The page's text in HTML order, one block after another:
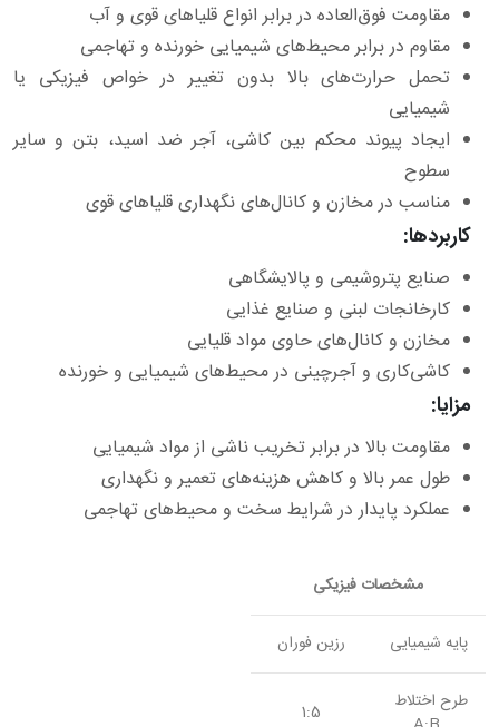
مقاومت فوق‌العاده در برابر انواع قلیاهای قوی و آب
مقاوم در برابر محیط‌های شیمیایی خورنده و تهاجمی
تحمل حرارت‌های بالا بدون تغییر در خواص فیزیکی یا
شیمیایی
ایجاد پیوند محکم بین کاشی، آجر ضد اسید، بتن و سایر
سطوح
مناسب در مخازن و کانال‌های نگهداری قلیاهای قوی
کاربردها:
صنایع پتروشیمی و پالایشگاهی
کارخانجات لبنی و صنایع غذایی
مخازن و کانال‌های حاوی مواد قلیایی
کاشی‌کاری و آجرچینی در محیط‌های شیمیایی و خورنده
مزایا:
مقاومت بالا در برابر تخریب ناشی از مواد شیمیایی
طول عمر بالا و کاهش هزینه‌های تعمیر و نگهداری
عملکرد پایدار در شرایط سخت و محیط‌های تهاجمی
مشخصات فیزیکی
پایه شیمیایی رزین فوران
طرح اختلاط
1:5